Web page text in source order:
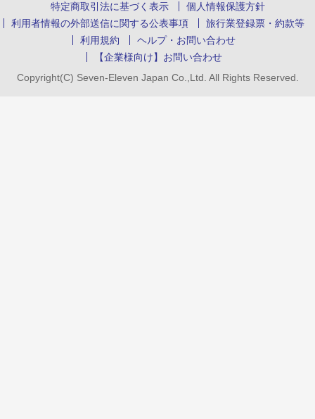
特定商取引法に基づく表示
個人情報保護方針
利用者情報の外部送信に関する公表事項
旅行業登録票・約款等
利用規約
ヘルプ・お問い合わせ
【企業様向け】お問い合わせ
Copyright(C) Seven-Eleven Japan Co.,Ltd. All Rights Reserved.